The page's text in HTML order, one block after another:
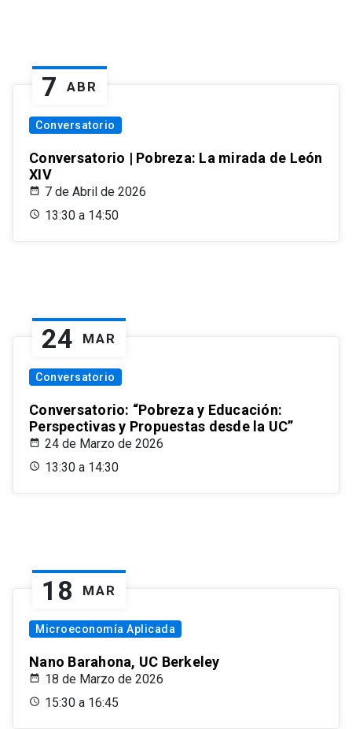
7 ABR
Conversatorio
Conversatorio | Pobreza: La mirada de León
XIV
7 de Abril de 2026
13:30 a 14:50
24 MAR
Conversatorio
Conversatorio: “Pobreza y Educación:
Perspectivas y Propuestas desde la UC”
24 de Marzo de 2026
13:30 a 14:30
18 MAR
Microeconomía Aplicada
Nano Barahona, UC Berkeley
18 de Marzo de 2026
15:30 a 16:45